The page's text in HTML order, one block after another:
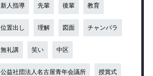
新人指導 先輩 後輩 教育
位置出し 理解 図面 チャンバラ
無礼講 笑い 中区
公益社団法人名古屋青年会議所 授賞式